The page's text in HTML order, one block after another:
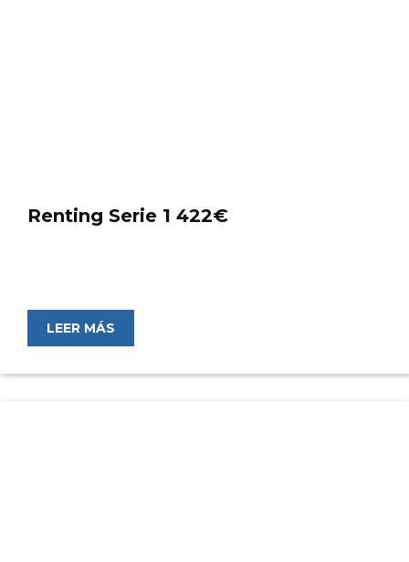
Renting Serie 1 422€
LEER MÁS